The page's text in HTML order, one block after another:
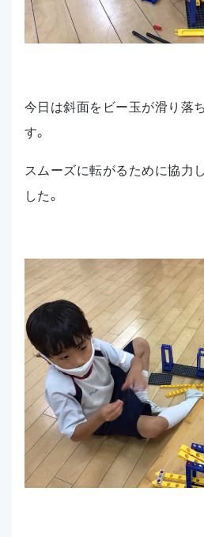
今日は斜面をビー玉が滑り落
す。
スムーズに転がるために協力
した。